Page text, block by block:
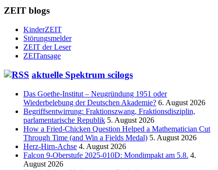
ZEIT blogs
KinderZEIT
Störungsmelder
ZEIT der Leser
ZEITansage
aktuelle Spektrum scilogs
Das Goethe-Institut – Neugründung 1951 oder
Wiederbelebung der Deutschen Akademie? 6. August 2026
Begriffsentwirrung: Fraktionszwang, Fraktionsdisziplin,
parlamentarische Republik 5. August 2026
How a Fried-Chicken Question Helped a Mathematician Cut
Through Time (and Win a Fields Medal) 5. August 2026
Herz-Hirn-Achse 4. August 2026
Falcon 9-Oberstufe 2025-010D: Mondimpakt am 5.8. 4.
August 2026